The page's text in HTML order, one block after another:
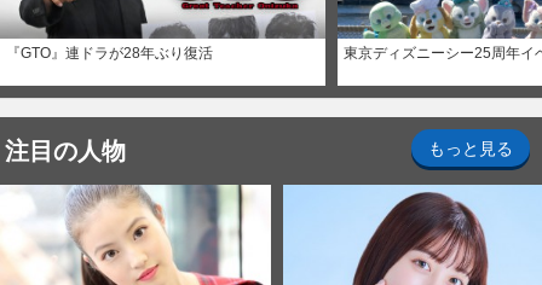
『GTO』連ドラが28年ぶり復活 東京ディズニーシー25周年イ
注目の人物 もっと見る